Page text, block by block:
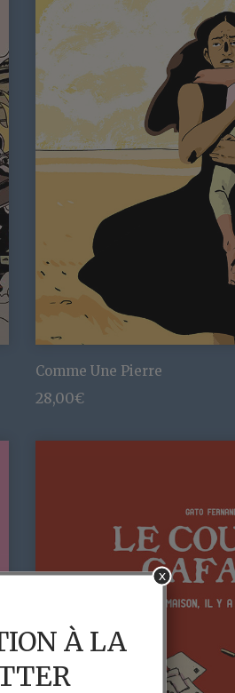
Comme Une Pierre
28,00€
x
À LA